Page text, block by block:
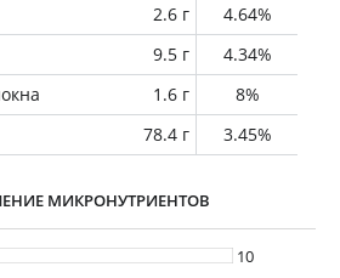
2.6 г
4.64%
9.5 г
4.34%
1.6 г
8%
78.4 г 3.45%
МИКРОНУТРИЕНТОВ
10